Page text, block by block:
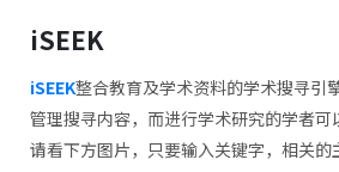
iSEEK
iSEEK整合教育及学术资料的学术搜寻引
管理搜寻内容，而进行学术研究的学者可
请看下方图片，只要输入关键字，相关